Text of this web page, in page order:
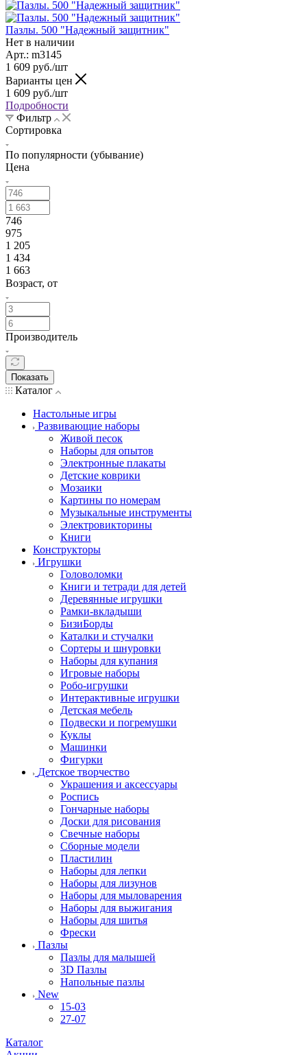
Пазлы. 500 "Надежный защитник"
Нет в наличии
Арт.: m3145
1 609 руб./шт
Варианты цен
1 609 руб./шт
Подробности
Фильтр
Сортировка
По популярности (убывание)
Цена
746
975
1 205
1 434
1 663
Возраст, от
Производитель
Показать
Каталог
Настольные игры
Развивающие наборы
Живой песок
Наборы для опытов
Электронные плакаты
Детские коврики
Мозаики
Картины по номерам
Музыкальные инструменты
Электровикторины
Книги
Конструкторы
Игрушки
Головоломки
Книги и тетради для детей
Деревянные игрушки
Рамки-вкладыши
БизиБорды
Каталки и стучалки
Сортеры и шнуровки
Наборы для купания
Игровые наборы
Робо-игрушки
Интерактивные игрушки
Детская мебель
Подвески и погремушки
Куклы
Машинки
Фигурки
Детское творчество
Украшения и аксессуары
Роспись
Гончарные наборы
Доски для рисования
Свечные наборы
Сборные модели
Пластилин
Наборы для лепки
Наборы для лизунов
Наборы для мыловарения
Наборы для выжигания
Наборы для шитья
Фрески
Пазлы
Пазлы для малышей
3D Пазлы
Напольные пазлы
New
15-03
27-07
Каталог